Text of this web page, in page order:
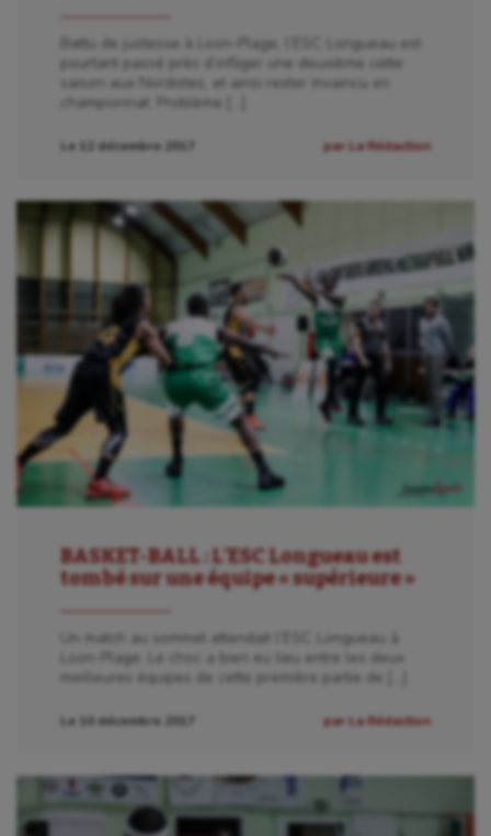
Battu de justesse à Loon-Plage, l’ESC Longueau est
pourtant passé près d’infliger une deuxième cette
saison aux Nordistes, et ainsi rester invaincu en
championnat. Problème […]
Le 12 décembre 2017 par La Rédaction
BASKET-BALL : L’ESC Longueau est
tombé sur une équipe « supérieure »
Un match au sommet attendait l’ESC Longueau à
Loon-Plage. Le choc a bien eu lieu entre les deux
meilleures équipes de cette première partie de […]
Le 10 décembre 2017 par La Rédaction